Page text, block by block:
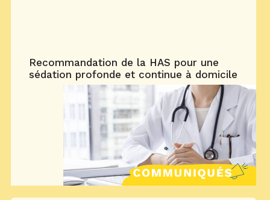
Recommandation de la HAS pour une
sédation profonde et continue à domicile